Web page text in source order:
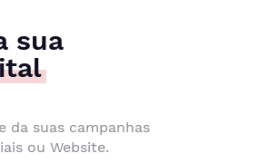
sua
da suas campanhas
ou Website.